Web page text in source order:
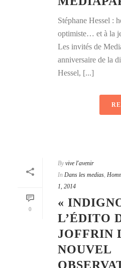
Stéphane Hessel :
optimiste… et à la
Les invités de
anniversaire de la
Hessel, [...]
0
By vive l'avenir
In Dans les medias,
1, 2014
«
L’ÉDITO
JOFFRIN
NOUVEL